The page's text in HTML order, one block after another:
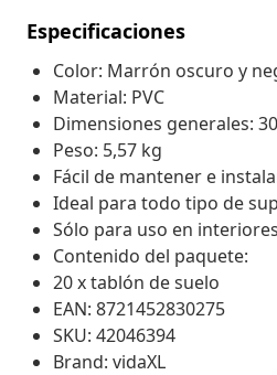
Especificaciones
Color: Marrón oscuro y
Material: PVC
Dimensiones generales:
Peso: 5,57 kg
Fácil de mantener e
Ideal para todo tipo de
Sólo para uso en interiores
Contenido del paquete:
20 x tablón de suelo
EAN: 8721452830275
SKU: 42046394
Brand: vidaXL